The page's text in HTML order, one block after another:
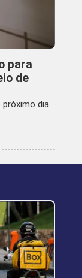
para
de
próximo dia